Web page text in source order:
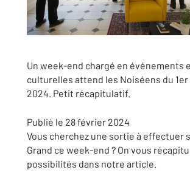
Un week-end chargé en événements
culturelles attend les Noiséens du 1er
2024. Petit récapitulatif.
Publié le 28 février 2024
Vous cherchez une sortie à effectuer
Grand ce week-end ? On vous
possibilités dans notre article.